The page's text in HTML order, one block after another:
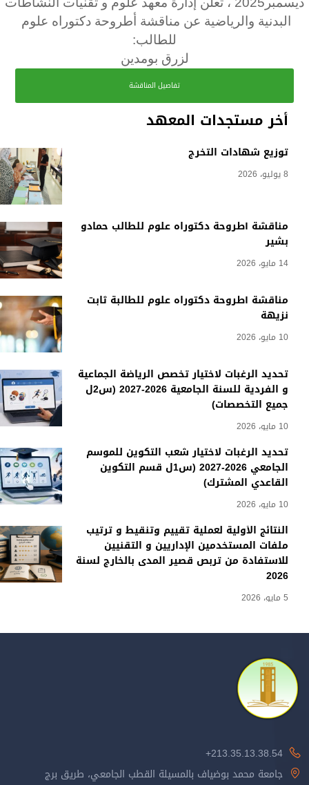
أخر مستجدات المعهد
توزيع شهادات التخرج
8 يوليو، 2026
مناقشة أطروحة دكتوراه علوم للطالب حمادو
بشير
14 مايو، 2026
مناقشة أطروحة دكتوراه علوم للطالبة ثابت
نزيهة
10 مايو، 2026
تحديد الرغبات لاختيار تخصص الرياضة الجماعية
و الفردية للسنة الجامعية 2026-2027 (س2ل
جميع التخصصات)
10 مايو، 2026
تحديد الرغبات لاختيار شعب التكوين للموسم
الجامعي 2026-2027 (س1ل قسم التكوين
القاعدي المشترك)
10 مايو، 2026
النتائج الأولية لعملية تقييم وتنقيط و ترتيب
ملفات المستخدمين الإداريين و التقنيين
للاستفادة من تربص قصير المدى بالخارج لسنة
2026
5 مايو، 2026
البدنية والرياضية عن مناقشة أطروحة دكتوراه علوم
للطالب:
لزرق بومدين
تفاصيل المناقشة
213.35.13.38.54+
جامعة محمد بوضياف بالمسيلة القطب الجامعي، طريق برج